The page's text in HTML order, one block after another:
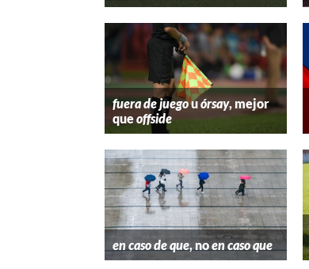
fuera de juegouórsay, mejor
queoffside
en caso de que, noen caso que